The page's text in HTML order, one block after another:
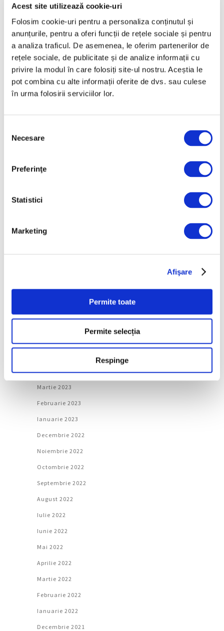
Acest site utilizează cookie-uri
Folosim cookie-uri pentru a personaliza conținutul și
anunțurile, pentru a oferi funcții de rețele sociale și pentru
a analiza traficul. De asemenea, le oferim partenerilor de
rețele sociale, de publicitate și de analize informații cu
privire la modul în care folosiți site-ul nostru. Aceștia le
pot combina cu alte informații oferite de dvs. sau culese
în urma folosirii serviciilor lor.
consimțământului
Necesare
Preferinţe
Statistici
Marketing
Afişare
Permite toate
Permite selecția
Respinge
Martie 2025
Februarie 2025
Ianuarie 2025
Decembrie 2024
Noiembrie 2024
Octombrie 2024
Septembrie 2024
Ianuarie 2024
Septembrie 2023
Aprilie 2023
Martie 2023
Februarie 2023
Ianuarie 2023
Decembrie 2022
Noiembrie 2022
Octombrie 2022
Septembrie 2022
August 2022
Iulie 2022
Iunie 2022
Mai 2022
Aprilie 2022
Martie 2022
Februarie 2022
Ianuarie 2022
Decembrie 2021